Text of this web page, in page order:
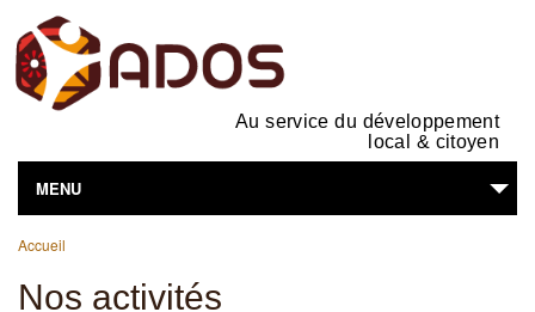
Au service du développement
local & citoyen
MENU
L'ASSOCIATION
NOS ACTIVITÉS
Vous êtes ici
Accueil
Nos activités